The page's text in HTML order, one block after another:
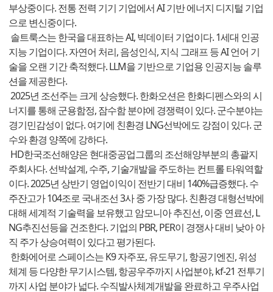
부상중이다. 전통 전력 기기 기업에서 AI 기반 에너지 디지털 기업
으로 변신중이다.
솔트룩스는 한국을 대표하는 AI, 빅데이터 기업이다. 1세대 인공
지능 기업이다. 자연어 처리, 음성인식, 지식 그래프 등 AI 언어 기
술을 오랜 기간 축적했다. LLM을 기반으로 기업용 인공지능 솔루
션을 제공한다.
2025년 조선주는 크게 상승했다. 한화오션은 한화디펜스와의 시
너지를 통해 군용함정, 잠수함 분야에 경쟁력이 있다. 군수분야는
경기민감성이 없다. 여기에 친환경 LNG선박에도 강점이 있다. 군
수와 환경 양쪽에 강하다.
HD한국조선해양은 현대중공업그룹의 조선해양부분의 총괄지
주회사다. 선박설계, 수주, 기술개발을 주도하는 컨트롤 타워역할
이다. 2025년 상반기 영업이익이 전반기 대비 140%급증했다. 수
주잔고가 104조로 국내조선 3사 중 가장 많다. 친환경 대형선박에
대해 세계적 기술력을 보유했고 암모니아 추진선, 이중 연료선, L
NG추진선등을 건조한다. 기업의 PBR, PER이 경쟁사 대비 낮아 아
직 주가 상승여력이 있다고 평가된다.
한화에어로 스페이스는 K9 자주포, 유도무기, 항공기엔진, 위성
체계 등 다양한 무기시스템, 항공우주까지 사업분야, kf-21 전투기
까지 사업 분야가 넓다. 수직발사체계개발을 완료하고 우주사업